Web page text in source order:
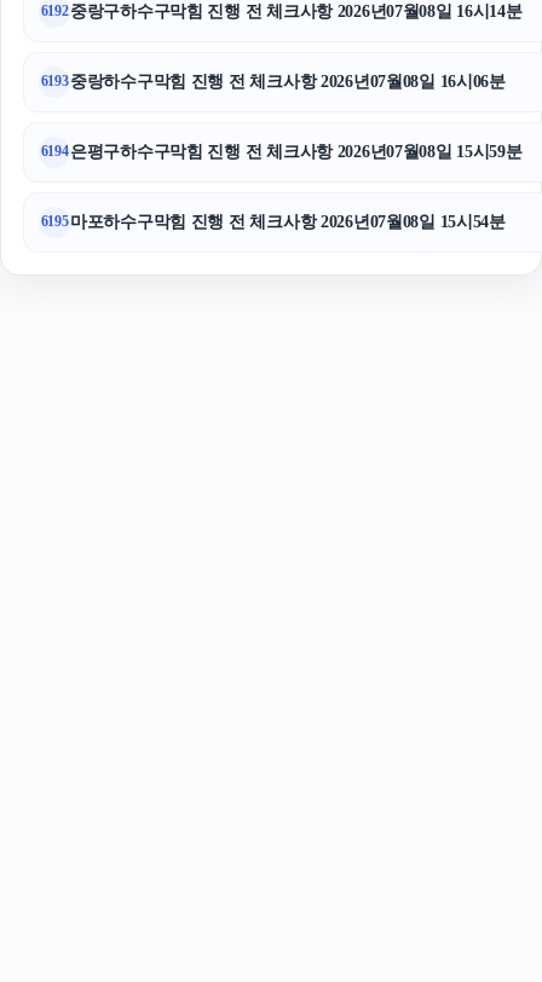
6192중랑구하수구막힘 진행 전 체크사항 2026년07월08일 16시14분
6193중랑하수구막힘 진행 전 체크사항 2026년07월08일 16시06분
6194은평구하수구막힘 진행 전 체크사항 2026년07월08일 15시59분
6195마포하수구막힘 진행 전 체크사항 2026년07월08일 15시54분